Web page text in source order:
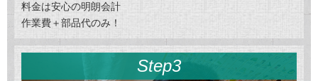
料金は安心の明朗会計
作業費＋部品代のみ！
Step3